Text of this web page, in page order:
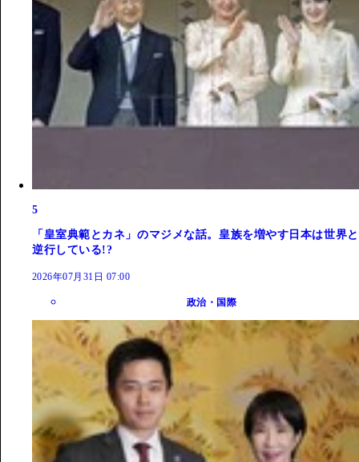
5
「皇室典範とカネ」のマジメな話。皇族を増やす日本は世界と
逆行している!?
2026年07月31日 07:00
政治・国際